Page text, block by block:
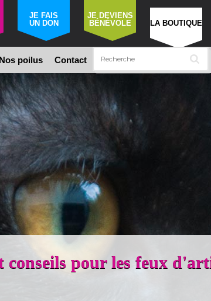
JE FAIS
UN DON
JE DEVIENS
BÉNÉVOLE
LA BOUTIQUE
Nos poilus Contact
conseils pour les feux